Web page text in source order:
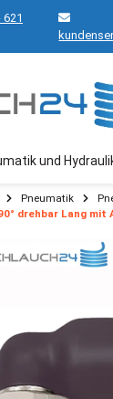
621
und
Pneumatik
drehbar Lang mit